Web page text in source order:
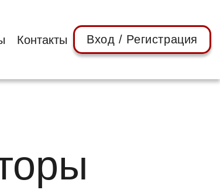
Контакты Вход / Регистрация